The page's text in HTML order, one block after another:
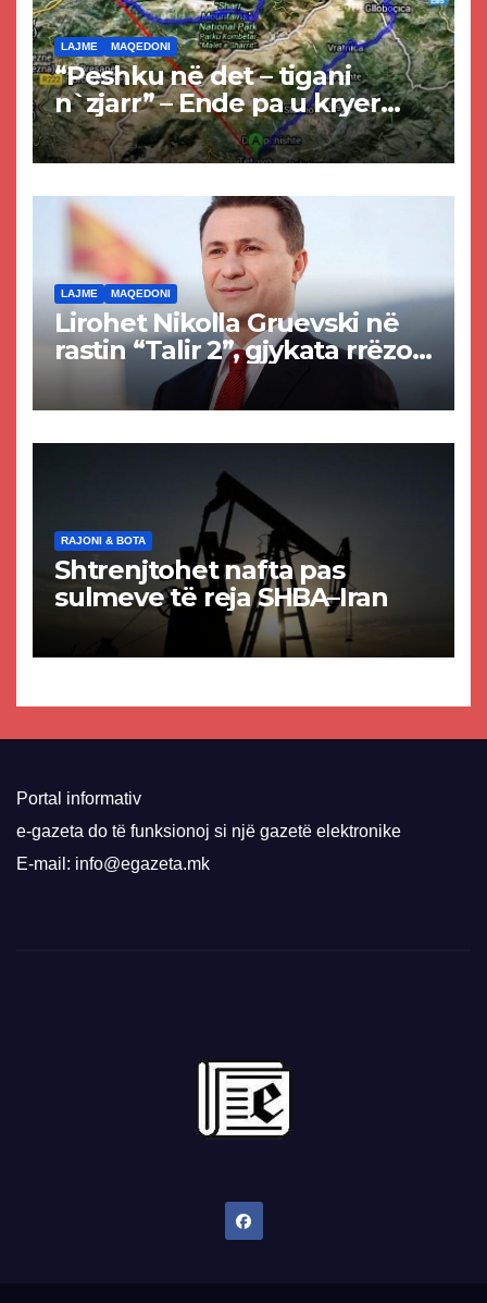
LAJME MAQEDONI
“Peshku në det – tigani
n`zjarr” – Ende pa u kryer
projekti i tunelit, komuna e
Tetovës nis punimet për
LAJME MAQEDONI
Lirohet Nikolla Gruevski në
rastin “Talir 2”, gjykata rrëzon
akuzat për ndërtimin e
paligjshëm të selisë së
RAJONI & BOTA
Shtrenjtohet nafta pas
sulmeve të reja SHBA–Iran
Portal informativ
e-gazeta do të funksionoj si një gazetë elektronike
E-mail: info@egazeta.mk